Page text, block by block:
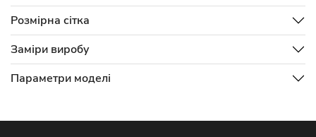
Розмірна сітка
Заміри виробу
Параметри моделі